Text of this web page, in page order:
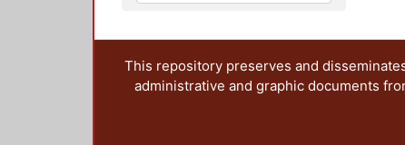
This repository preserves and
administrative and graphic documents